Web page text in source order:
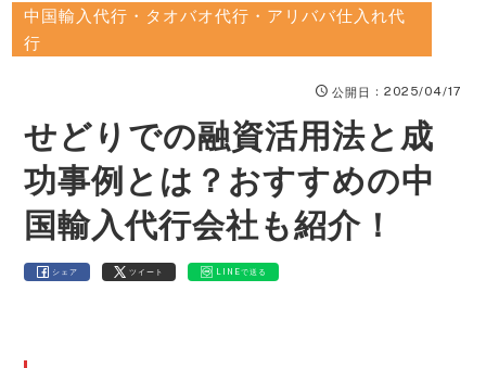
中国輸入代行・タオバオ代行・アリババ仕入れ代
行
公開日 ：2025/04/17
せどりでの融資活用法と成
功事例とは？おすすめの中
国輸入代行会社も紹介！
シェア ツイート LINEで送る